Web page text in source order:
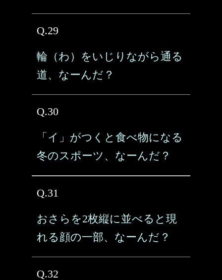
Q.29
輪（わ）をいじりながら通る
道、なーんだ？
Q.30
「イ」がつくと食べ物になる
冬のスポーツ、なーんだ？
Q.31
おさらを2枚縦に並べると現
れる顔の一部、なーんだ？
Q.32